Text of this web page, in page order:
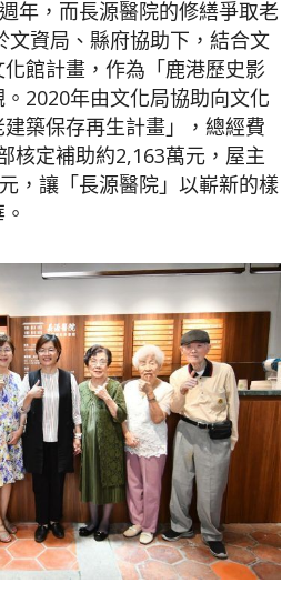
年，而長源醫院的修繕爭取老
文資局、縣府協助下，結合文
館計畫，作為「鹿港歷史影
2020年由文化局協助向文化
築保存再生計畫」，總經費
核定補助約2,163萬元，屋主
，讓「長源醫院」以嶄新的樣